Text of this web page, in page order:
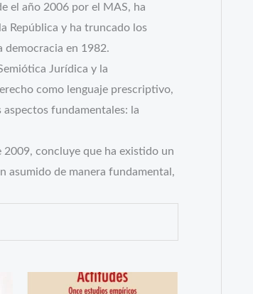
el año 2006 por el MAS, ha
República y ha truncado los
democracia en 1982.
Jurídica y la
como lenguaje prescriptivo,
fundamentales: la
concluye que ha existido un
asumido de manera fundamental,